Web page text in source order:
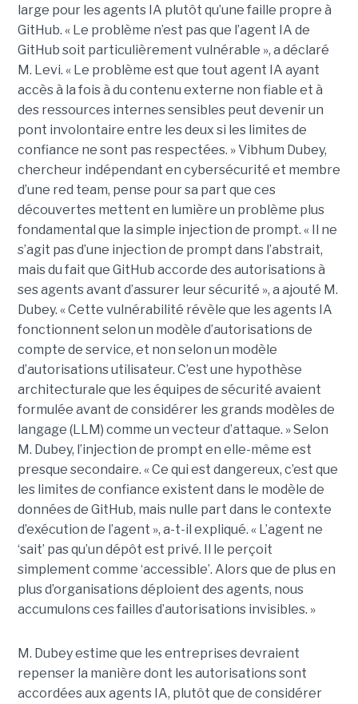
large pour les agents IA plutôt qu’une faille propre à
GitHub. « Le problème n’est pas que l’agent IA de
GitHub soit particulièrement vulnérable », a déclaré
M. Levi. « Le problème est que tout agent IA ayant
accès à la fois à du contenu externe non fiable et à
des ressources internes sensibles peut devenir un
pont involontaire entre les deux si les limites de
confiance ne sont pas respectées. » Vibhum Dubey,
chercheur indépendant en cybersécurité et membre
d’une red team, pense pour sa part que ces
découvertes mettent en lumière un problème plus
fondamental que la simple injection de prompt. « Il ne
s’agit pas d’une injection de prompt dans l’abstrait,
mais du fait que GitHub accorde des autorisations à
ses agents avant d’assurer leur sécurité », a ajouté M.
Dubey. « Cette vulnérabilité révèle que les agents IA
fonctionnent selon un modèle d’autorisations de
compte de service, et non selon un modèle
d’autorisations utilisateur. C’est une hypothèse
architecturale que les équipes de sécurité avaient
formulée avant de considérer les grands modèles de
langage (LLM) comme un vecteur d’attaque. » Selon
M. Dubey, l’injection de prompt en elle-même est
presque secondaire. « Ce qui est dangereux, c’est que
les limites de confiance existent dans le modèle de
données de GitHub, mais nulle part dans le contexte
d’exécution de l’agent », a-t-il expliqué. « L’agent ne
‘sait’ pas qu’un dépôt est privé. Il le perçoit
simplement comme ‘accessible’. Alors que de plus en
plus d’organisations déploient des agents, nous
accumulons ces failles d’autorisations invisibles. »
M. Dubey estime que les entreprises devraient
repenser la manière dont les autorisations sont
accordées aux agents IA, plutôt que de considérer